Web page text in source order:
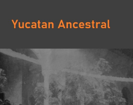
contenido
YUCATAN ANCESTRAL